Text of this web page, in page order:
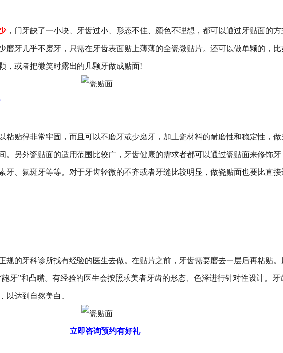
，门牙缺了一小块、牙齿过小、形态不佳、颜色不理想，都可以通过牙贴面的方
磨牙几乎不磨牙，只需在牙齿表面贴上薄薄的全瓷微贴片。还可以做单颗的，比
，或者把微笑时露出的几颗牙做成贴面!
贴得非常牢固，而且可以不磨牙或少磨牙，加上瓷材料的耐磨性和稳定性，做
。另外瓷贴面的适用范围比较广，牙齿健康的需求者都可以通过瓷贴面来修饰牙
牙、氟斑牙等等。对于牙齿轻微的不齐或者牙缝比较明显，做瓷贴面也要比直接
的牙科诊所找有经验的医生去做。在贴片之前，牙齿需要磨去一层后再粘贴。
牙”和凸嘴。有经验的医生会按照求美者牙齿的形态、色泽进行针对性设计。牙
以达到自然美白。
立即咨询预约有好礼